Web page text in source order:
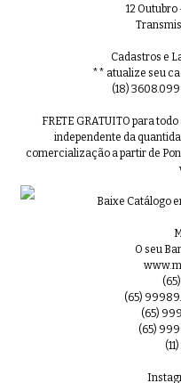
12 Outubro
Cadastros e
** atualize seu
(18)
FRETE GRATUITO para
independente da
comercialização a partir de
Baixe Catálogo
O seu
(65)
(65)
(65)